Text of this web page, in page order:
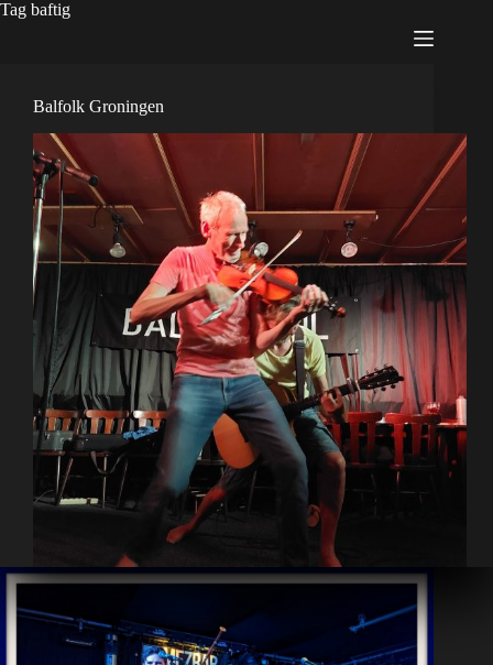
Tag baftig
Balfolk Groningen